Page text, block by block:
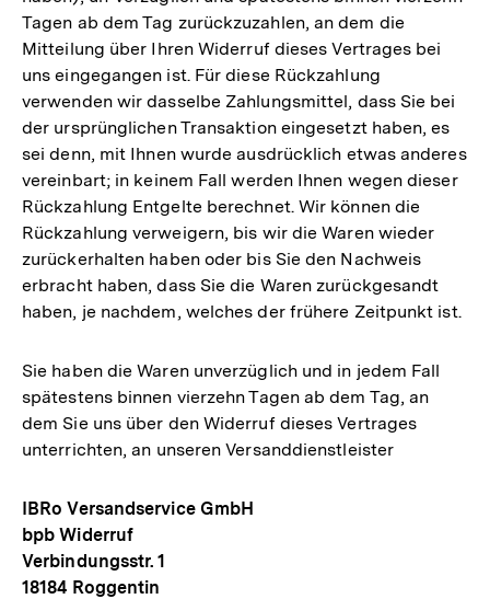
Tagen ab dem Tag zurückzuzahlen, an dem die
Mitteilung über Ihren Widerruf dieses Vertrages bei
uns eingegangen ist. Für diese Rückzahlung
verwenden wir dasselbe Zahlungsmittel, dass Sie bei
der ursprünglichen Transaktion eingesetzt haben, es
sei denn, mit Ihnen wurde ausdrücklich etwas anderes
vereinbart; in keinem Fall werden Ihnen wegen dieser
Rückzahlung Entgelte berechnet. Wir können die
Rückzahlung verweigern, bis wir die Waren wieder
zurückerhalten haben oder bis Sie den Nachweis
erbracht haben, dass Sie die Waren zurückgesandt
haben, je nachdem, welches der frühere Zeitpunkt ist.
Sie haben die Waren unverzüglich und in jedem Fall
spätestens binnen vierzehn Tagen ab dem Tag, an
dem Sie uns über den Widerruf dieses Vertrages
unterrichten, an unseren Versanddienstleister
IBRo Versandservice GmbH
bpb Widerruf
Verbindungsstr. 1
18184 Roggentin